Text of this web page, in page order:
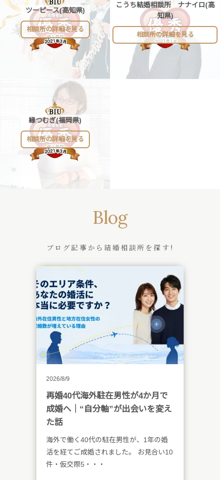
ツーピース(高知県)
相談所の詳細を見る
こうち結婚相談所 ナナイロ(高
知県)
相談所の詳細を見る
縁つむぎ(福岡県)
相談所の詳細を見る
Blog
ブログ記事から結婚相談所を探す!
2026/8/9
再婚40代海外駐在男性が4か月で
成婚へ｜“自分軸”が出会いを変え
た話
海外で働く40代の駐在男性が、1年の婚
活を経てご成婚されました。 お見合い10
件・仮交際5・・・